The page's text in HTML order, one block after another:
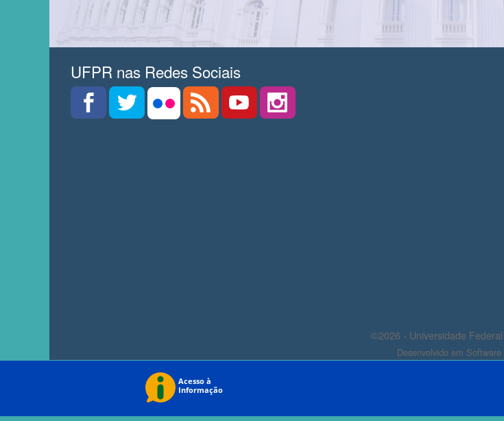
UFPR nas Redes Sociais
©2026 - Universidade
Desenvolvido em Software